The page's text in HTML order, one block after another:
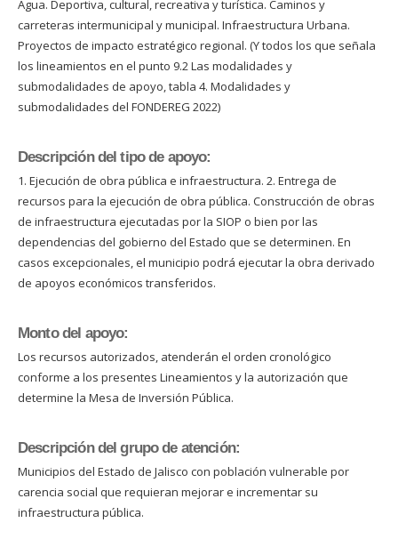
Agua. Deportiva, cultural, recreativa y turística. Caminos y
carreteras intermunicipal y municipal. Infraestructura Urbana.
Proyectos de impacto estratégico regional. (Y todos los que señala
los lineamientos en el punto 9.2 Las modalidades y
submodalidades de apoyo, tabla 4. Modalidades y
submodalidades del FONDEREG 2022)
Descripción del tipo de apoyo:
1. Ejecución de obra pública e infraestructura. 2. Entrega de
recursos para la ejecución de obra pública. Construcción de obras
de infraestructura ejecutadas por la SIOP o bien por las
dependencias del gobierno del Estado que se determinen. En
casos excepcionales, el municipio podrá ejecutar la obra derivado
de apoyos económicos transferidos.
Monto del apoyo:
Los recursos autorizados, atenderán el orden cronológico
conforme a los presentes Lineamientos y la autorización que
determine la Mesa de Inversión Pública.
Descripción del grupo de atención:
Municipios del Estado de Jalisco con población vulnerable por
carencia social que requieran mejorar e incrementar su
infraestructura pública.